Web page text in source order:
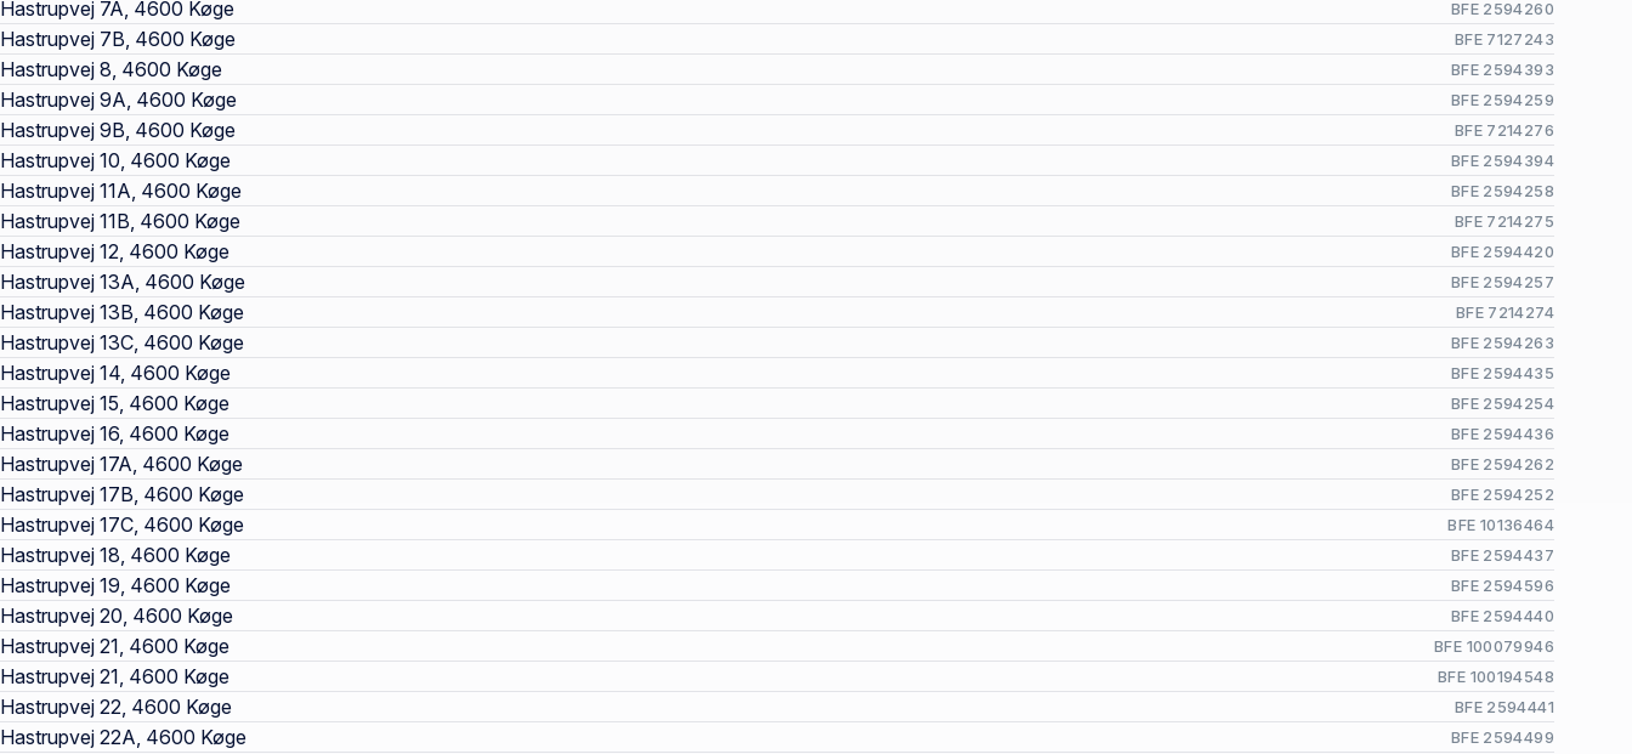
Hastrupvej 7A, 4600 Køge BFE 2594260
Hastrupvej 7B, 4600 Køge BFE 7127243
Hastrupvej 8, 4600 Køge BFE 2594393
Hastrupvej 9A, 4600 Køge BFE 2594259
Hastrupvej 9B, 4600 Køge BFE 7214276
Hastrupvej 10, 4600 Køge BFE 2594394
Hastrupvej 11A, 4600 Køge BFE 2594258
Hastrupvej 11B, 4600 Køge BFE 7214275
Hastrupvej 12, 4600 Køge BFE 2594420
Hastrupvej 13A, 4600 Køge BFE 2594257
Hastrupvej 13B, 4600 Køge BFE 7214274
Hastrupvej 13C, 4600 Køge BFE 2594263
Hastrupvej 14, 4600 Køge BFE 2594435
Hastrupvej 15, 4600 Køge BFE 2594254
Hastrupvej 16, 4600 Køge BFE 2594436
Hastrupvej 17A, 4600 Køge BFE 2594262
Hastrupvej 17B, 4600 Køge BFE 2594252
Hastrupvej 17C, 4600 Køge BFE 10136464
Hastrupvej 18, 4600 Køge BFE 2594437
Hastrupvej 19, 4600 Køge BFE 2594596
Hastrupvej 20, 4600 Køge BFE 2594440
Hastrupvej 21, 4600 Køge BFE 100079946
Hastrupvej 21, 4600 Køge BFE 100194548
Hastrupvej 22, 4600 Køge BFE 2594441
Hastrupvej 22A, 4600 Køge BFE 2594499